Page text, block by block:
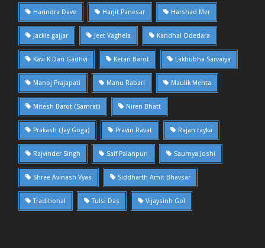
Harindra Dave Harjit Panesar Harshad Mer
Jackie gajjar Jeet Vaghela Kandhal Odedara
Kavi K Dan Gadhvi Ketan Barot Lakhubha Sarvaiya
Manoj Prajapati Manu Rabari Maulik Mehta
Mitesh Barot (Samrat) Niren Bhatt
Prakash (Jay Goga) Pravin Ravat Rajan rayka
Rajvinder Singh Saif Palanpuri Saumya Joshi
Shree Avinash Vyas Siddharth Amit Bhavsar
Traditional Tulsi Das Vijaysinh Gol